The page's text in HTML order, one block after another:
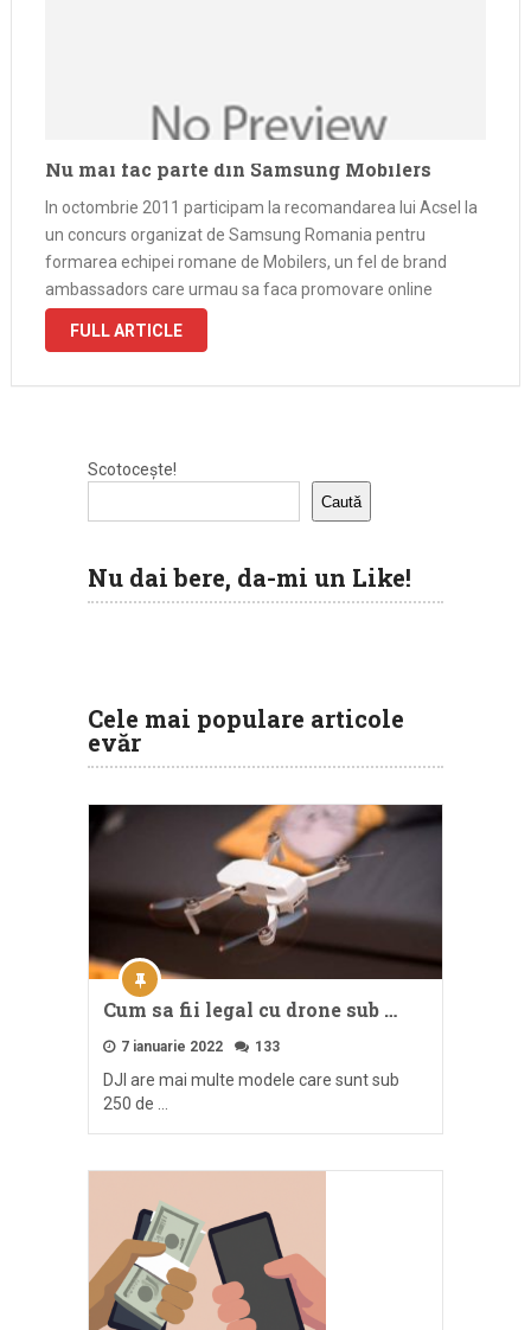
Nu mai fac parte din Samsung Mobilers
In octombrie 2011 participam la recomandarea lui Acsel la
un concurs organizat de Samsung Romania pentru
formarea echipei romane de Mobilers, un fel de brand
ambassadors care urmau sa faca promovare online
brandului. Dupa aproximativ 3 ani in echipa am renuntat la
FULL ARTICLE
Scotocește!
Caută
Nu dai bere, da-mi un Like!
Cele mai populare articole
evăr
Cum sa fii legal cu drone sub …
7 ianuarie 2022 133
DJI are mai multe modele care sunt sub
250 de …